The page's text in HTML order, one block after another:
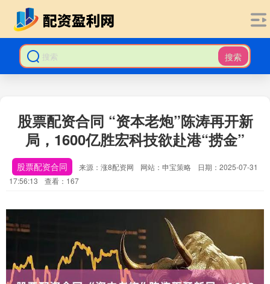
搜索
股票配资合同 “资本老炮”陈涛再开新
局，1600亿胜宏科技欲赴港“捞金”
股票配资合同 来源：涨8配资网 网站：申宝策略
日期：2025-07-31
17:56:13
查看：167